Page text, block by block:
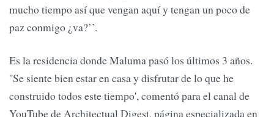
mucho tiempo así que vengan aquí y tengan un poco de
paz conmigo ¿va?’’.
Es la residencia donde Maluma pasó los últimos 3 años.
''Se siente bien estar en casa y disfrutar de lo que he
construido todos este tiempo', comentó para el canal de
YouTube de Architectual Digest, página especializada en